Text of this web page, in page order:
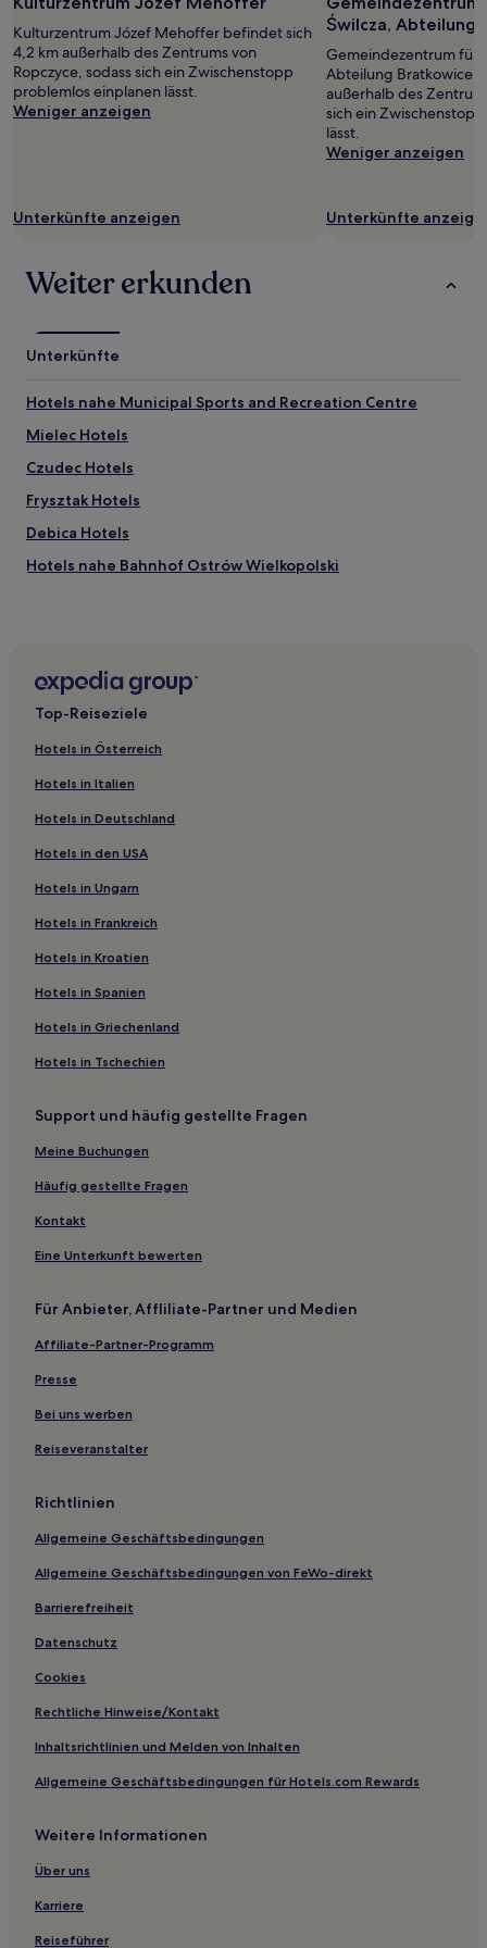
Kulturzentrum Józef Mehoffer befindet sich
4,2 km außerhalb des Zentrums von
Ropczyce, sodass sich ein Zwischenstopp
problemlos einplanen lässt.
Weniger anzeigen
Unterkünfte anzeigen
Świlcza, Abteilung
Gemeindezentrum für
Abteilung Bratkowice
außerhalb des
sich ein
lässt.
Weniger anzeigen
Unterkünfte
Weiter erkunden
Unterkünfte
Hotels nahe Municipal Sports and Recreation Centre
Mielec Hotels
Czudec Hotels
Frysztak Hotels
Debica Hotels
Hotels nahe Bahnhof Ostrów Wielkopolski
Landkreis Mielec: Hotels
Gmina Brzostek Hotels
Ostrowo Hotels
Landkreis Ropczyce-Sędziszów: Hotels
Top-Reiseziele
Hotels in Österreich
Hotels in Italien
Hotels in Deutschland
Hotels in den USA
Hotels in Ungarn
Hotels in Frankreich
Hotels in Kroatien
Hotels in Spanien
Hotels in Griechenland
Hotels in Tschechien
Support und häufig gestellte Fragen
Meine Buchungen
Häufig gestellte Fragen
Kontakt
Eine Unterkunft bewerten
Für Anbieter, Affliliate-Partner und Medien
Affiliate-Partner-Programm
Presse
Bei uns werben
Reiseveranstalter
Richtlinien
Allgemeine Geschäftsbedingungen
Allgemeine Geschäftsbedingungen von FeWo-direkt
Barrierefreiheit
Datenschutz
Cookies
Rechtliche Hinweise/Kontakt
Inhaltsrichtlinien und Melden von Inhalten
Allgemeine Geschäftsbedingungen für Hotels.com Rewards
Weitere Informationen
Über uns
Karriere
Reiseführer